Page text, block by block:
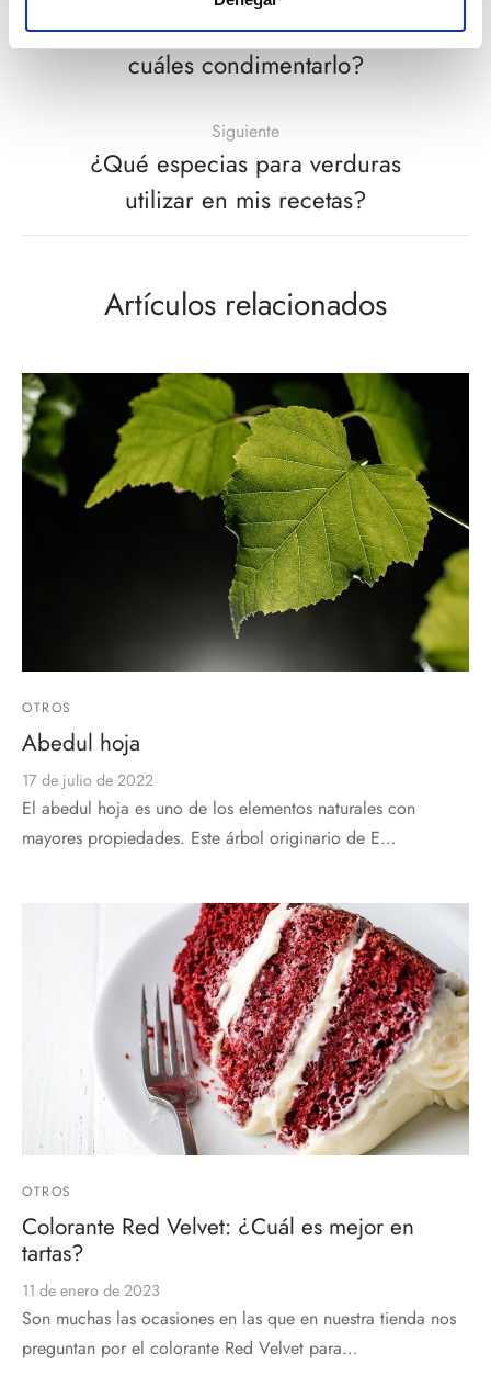
Especias para pollo al horno: ¿Con
cuáles condimentarlo?
Siguiente
¿Qué especias para verduras
utilizar en mis recetas?
Artículos relacionados
OTROS
Abedul hoja
17 de julio de 2022
El abedul hoja es uno de los elementos naturales con
mayores propiedades. Este árbol originario de E…
OTROS
Colorante Red Velvet: ¿Cuál es mejor en
tartas?
11 de enero de 2023
Son muchas las ocasiones en las que en nuestra tienda nos
preguntan por el colorante Red Velvet para…